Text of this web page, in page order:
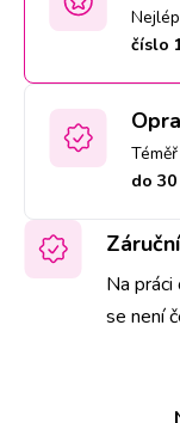
číslo
Téměř
do
Na
se není